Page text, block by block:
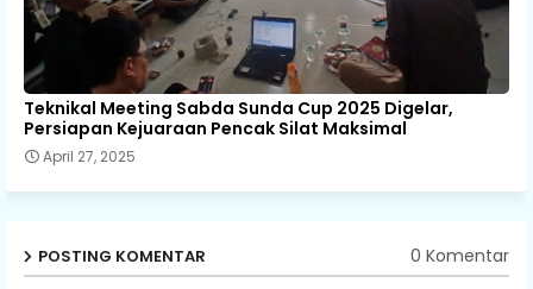
Teknikal Meeting Sabda Sunda Cup 2025 Digelar,
Persiapan Kejuaraan Pencak Silat Maksimal
April 27, 2025
POSTING KOMENTAR 0 Komentar